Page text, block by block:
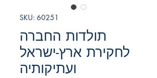
SKU: 60251
תולדות החברה
לחקירת ארץ-ישראל
ועתיקותיה